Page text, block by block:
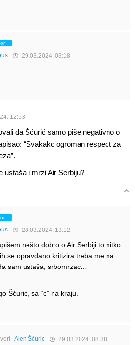
29.03.2024. 03:18
12:53
da Šćurić samo piše negativno o
“Svakako ogroman respect za
ustaša i mrzi Air Serbiju?
28.03.2024. 13:12
nešto dobro o Air Serbiji to nitko
se opravdano kritizira treba me na
sam ustaša, srbomrzac…
Šćuric, sa “c” na kraju.
Alen Šćuric 29.03.2024. 08:38